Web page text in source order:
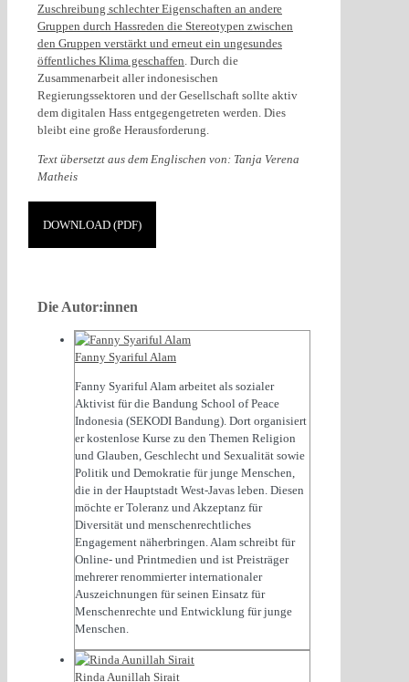
Zuschreibung schlechter Eigenschaften an andere
Gruppen durch Hassreden die Stereotypen zwischen
den Gruppen verstärkt und erneut ein ungesundes
öffentliches Klima geschaffen . Durch die
Zusammenarbeit aller indonesischen
Regierungssektoren und der Gesellschaft sollte aktiv
dem digitalen Hass entgegengetreten werden. Dies
bleibt eine große Herausforderung.
Text übersetzt aus dem Englischen von: Tanja Verena
Matheis
DOWNLOAD (PDF)
Die Autor:innen
Fanny Syariful Alam
Fanny Syariful Alam arbeitet als sozialer
Aktivist für die Bandung School of Peace
Indonesia (SEKODI Bandung). Dort organisiert
er kostenlose Kurse zu den Themen Religion
und Glauben, Geschlecht und Sexualität sowie
Politik und Demokratie für junge Menschen,
die in der Hauptstadt West-Javas leben. Diesen
möchte er Toleranz und Akzeptanz für
Diversität und menschenrechtliches
Engagement näherbringen. Alam schreibt für
Online- und Printmedien und ist Preisträger
mehrerer renommierter internationaler
Auszeichnungen für seinen Einsatz für
Menschenrechte und Entwicklung für junge
Menschen.
Rinda Aunillah Sirait